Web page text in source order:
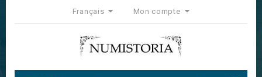
Français Mon compte